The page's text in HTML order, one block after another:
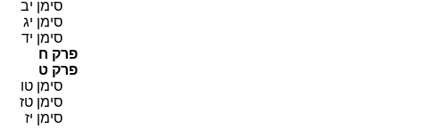
סימן יב
סימן יג
סימן יד
פרק ח
פרק ט
סימן טו
סימן טז
סימן יז